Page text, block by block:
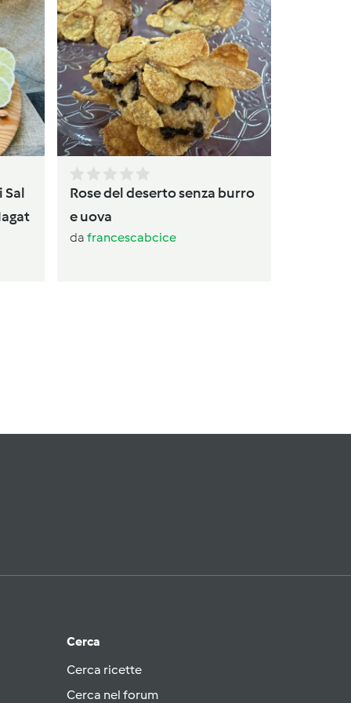
Sal
Rose del deserto senza burro
e uova
da francescabcice
Cerca
Cerca ricette
Cerca nel forum